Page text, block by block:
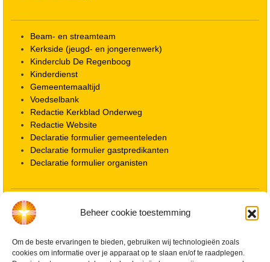
Beheer cookie toestemming
Om de beste ervaringen te bieden, gebruiken wij technologieën zoals
cookies om informatie over je apparaat op te slaan en/of te raadplegen.
Beam- en streamteam
Kerkside (jeugd- en jongerenwerk)
Kinderclub De Regenboog
Kinderdienst
Gemeentemaaltijd
Voedselbank
Redactie Kerkblad Onderweg
Redactie Website
Declaratie formulier gemeenteleden
Declaratie formulier gastpredikanten
Declaratie formulier organisten
Locatie kerk
ANBI informatie PGWD
Vrienden van de Grote Kerk
Info Kerkelijke gebouwen / koster